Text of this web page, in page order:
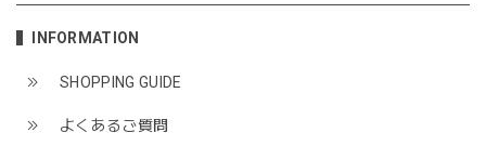
INFORMATION
SHOPPING GUIDE
よくあるご質問